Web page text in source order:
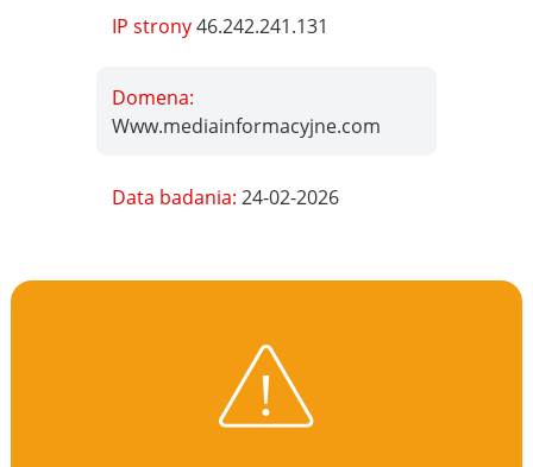
IP strony46.242.241.131
Domena:
Www.mediainformacyjne.com
Data badania:24-02-2026